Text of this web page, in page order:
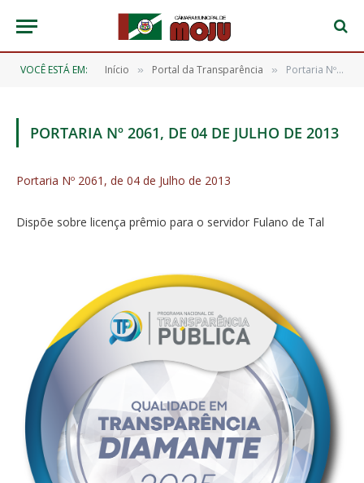
VOCÊ ESTÁ EM: Início » Portal da Transparência » Portaria Nº 2061, de 04 de Julho de 2013
PORTARIA Nº 2061, DE 04 DE JULHO DE 2013
Portaria Nº 2061, de 04 de Julho de 2013
Dispõe sobre licença prêmio para o servidor Fulano de Tal